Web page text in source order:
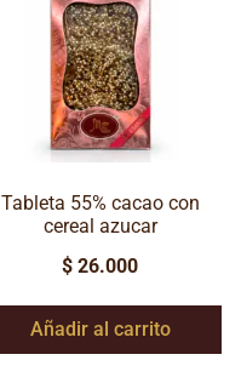
Tableta 55% cacao con
cereal azucar
$ 26.000
Añadir al carrito